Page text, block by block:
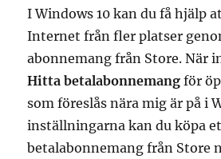
I Windows 10 kan du få hjälp
Internet från fler platser
abonnemang från Store. När
Hitta betalabonnemang för
som föreslås nära mig är på i
inställningarna kan du köpa
betalabonnemang från Store